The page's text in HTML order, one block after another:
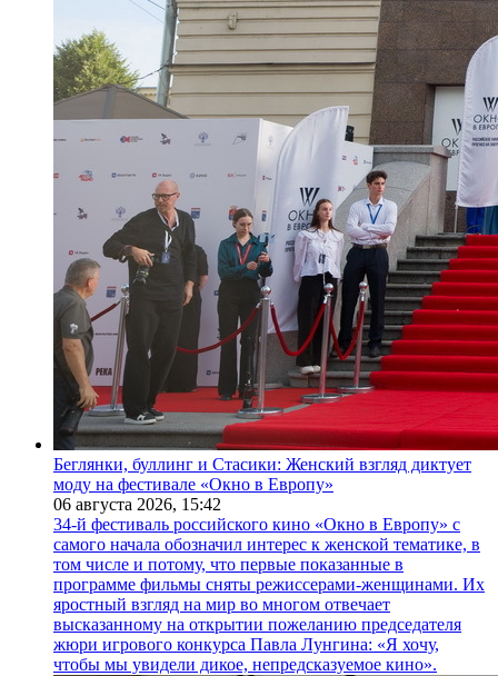
Беглянки, буллинг и Стасики: Женский взгляд диктует
моду на фестивале «Окно в Европу»
06 августа 2026, 15:42
34-й фестиваль российского кино «Окно в Европу» с
самого начала обозначил интерес к женской тематике, в
том числе и потому, что первые показанные в
программе фильмы сняты режиссерами-женщинами. Их
яростный взгляд на мир во многом отвечает
высказанному на открытии пожеланию председателя
жюри игрового конкурса Павла Лунгина: «Я хочу,
чтобы мы увидели дикое, непредсказуемое кино».